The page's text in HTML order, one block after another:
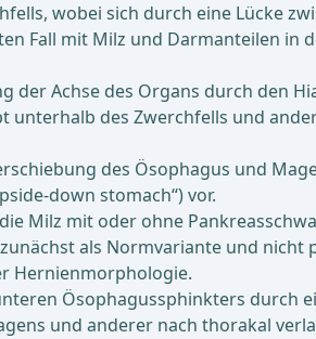
wobei sich durch eine Lücke
Fall mit Milz und Darmanteilen in
der Achse des Organs durch den
des Zwerchfells und
des Ösophagus und
down stomach“) vor.
Milz mit oder ohne
als Normvariante und nicht
Hernienmorphologie.
Ösophagussphinkters durch
und anderer nach thorakal